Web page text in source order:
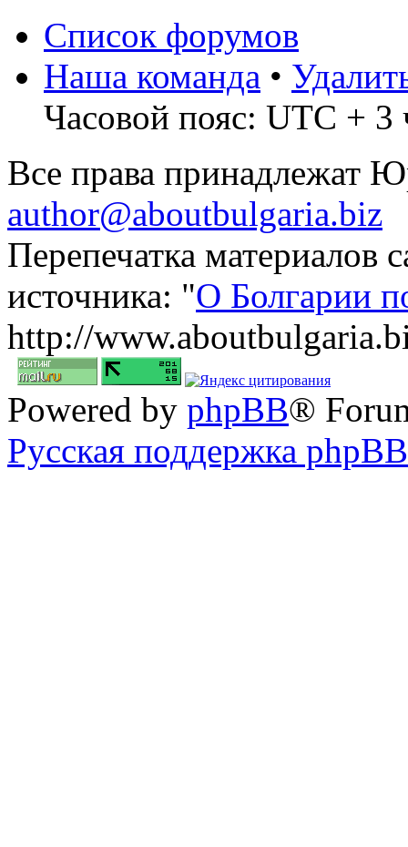
Список форумов
Наша команда •
Часовой пояс: UTC + 3
Все права принадлежат
author@aboutbulgaria.biz
Перепечатка материалов
источника: "О Болгарии
http://
Powered by phpBB®
Русская поддержка phpBB